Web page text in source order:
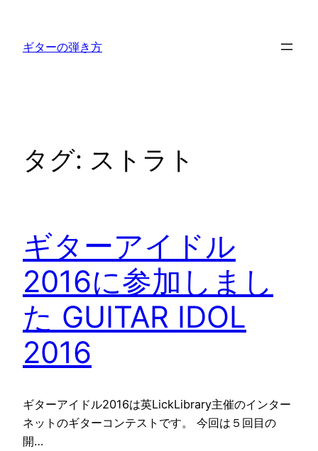
ギターの弾き方
タグ: ストラト
ギターアイドル
2016に参加しまし
た GUITAR IDOL
2016
ギターアイドル2016は英LickLibrary主催のインター
ネットのギターコンテストです。 今回は５回目の
開…